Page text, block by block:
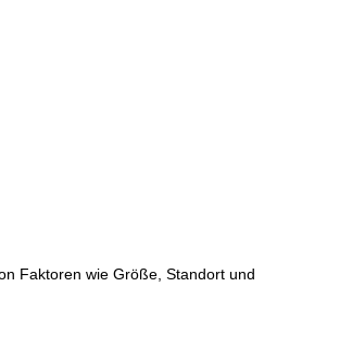
Faktoren wie Größe, Standort und